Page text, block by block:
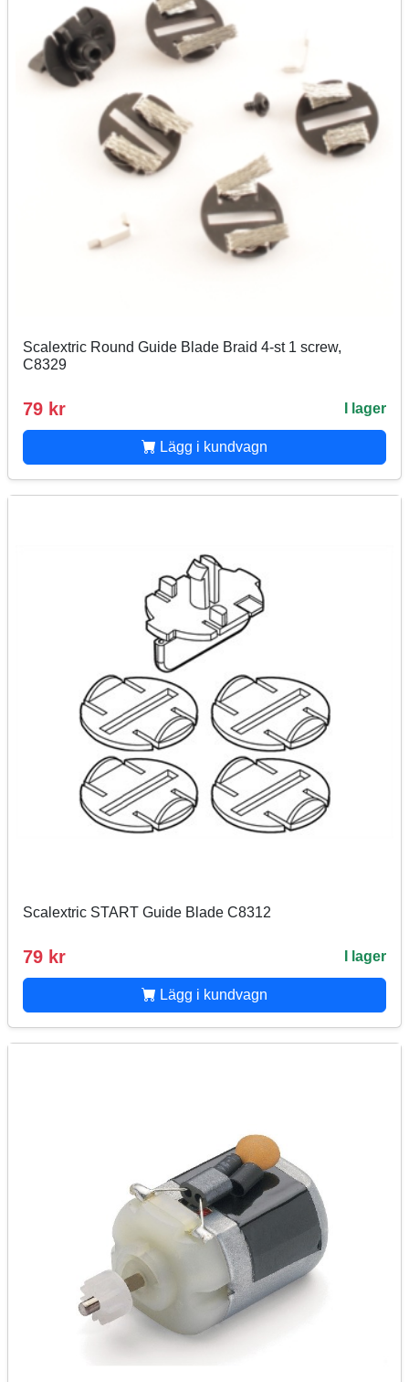
Scalextric Round Guide Blade Braid 4-st 1 screw,
C8329
79 kr I lager
Lägg i kundvagn
Scalextric START Guide Blade C8312
79 kr I lager
Lägg i kundvagn